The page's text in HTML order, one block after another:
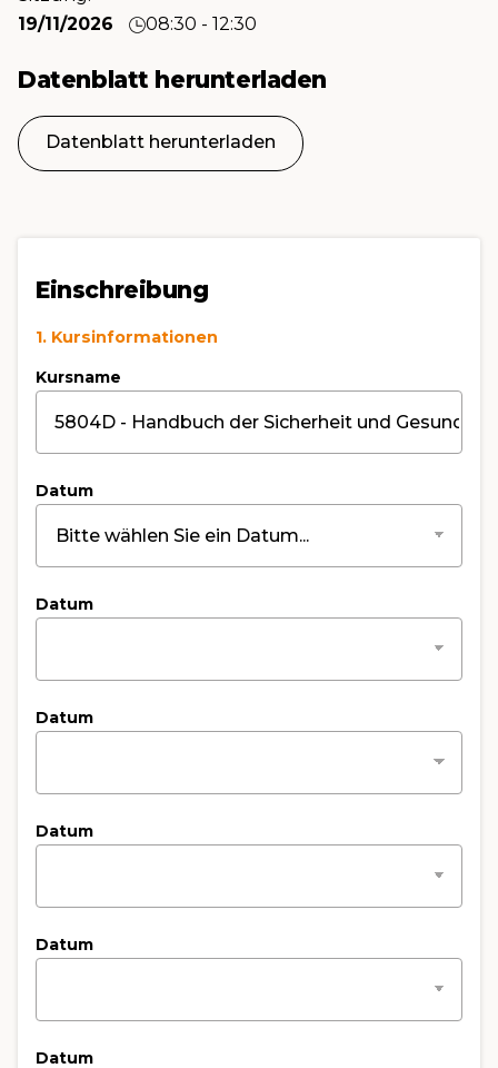
19/11/2026
08:30 - 12:30
Datenblatt herunterladen
Datenblatt herunterladen
Einschreibung
1. Kursinformationen
Kursname
Datum
Datum
Datum
Datum
Datum
Datum